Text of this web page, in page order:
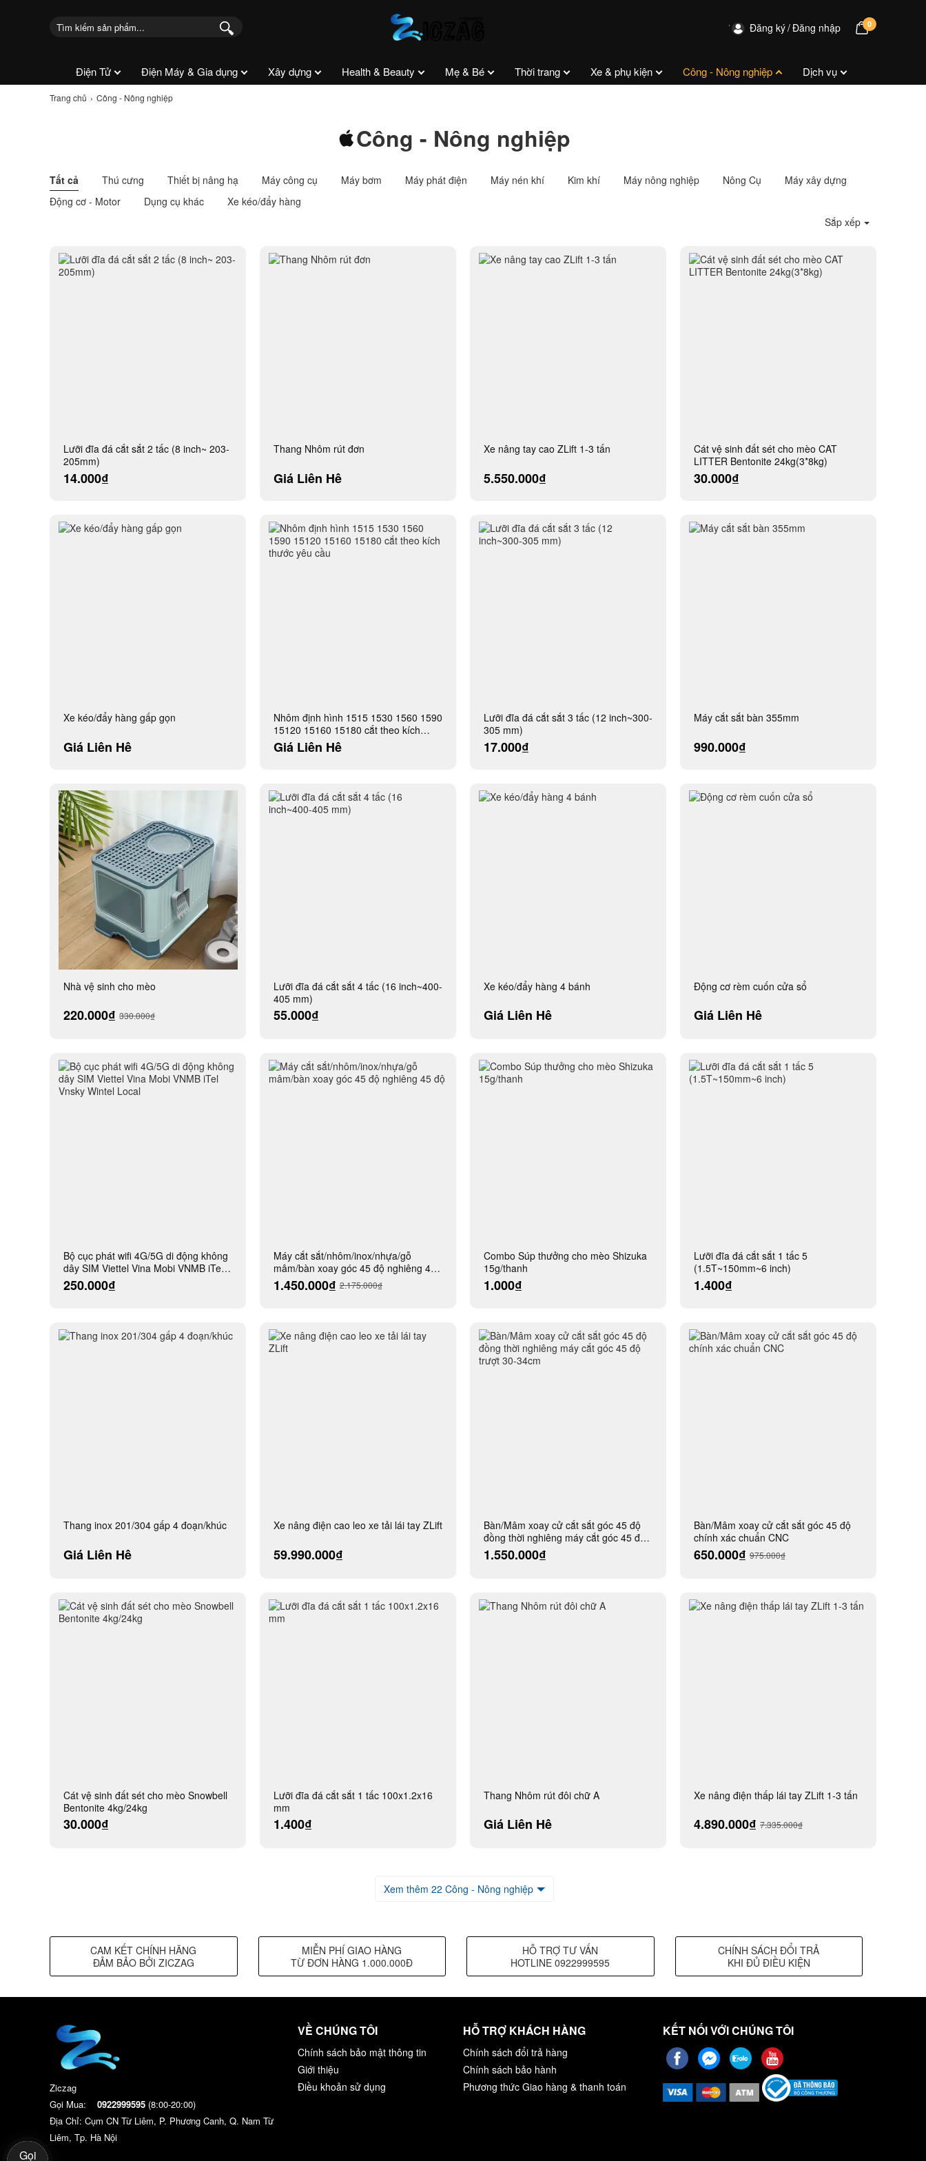
Đăng ký Đăng nhập 0
Điện Tử Điện Máy & Gia dụng Xây dựng Health & Beauty Mẹ & Bé Thời trang Xe & phụ kiện Công - Nông nghiệp Dịch vụ
Trang chủ Công - Nông nghiệp
Công - Nông nghiệp
Tất cả Thú cưng Thiết bị nâng hạ Máy công cụ Máy bơm Máy phát điện Máy nén khí Kim khí Máy nông nghiệp Nông Cụ
Máy xây dựng
Động cơ - Motor
Dụng cụ khác
Xe kéo/đẩy hàng
Sắp xếp
Lưỡi đĩa đá cắt sắt 2 tấc (8 inch~ 203-
205mm)
14.000₫
Thang Nhôm rút đơn
Giá Liên Hệ
Xe nâng tay cao ZLift 1-3 tấn
5.550.000₫
Cát vệ sinh đất sét cho mèo CAT
LITTER Bentonite 24kg(3*8kg)
30.000₫
Xe kéo/đẩy hàng gấp gọn
Giá Liên Hệ
Nhôm định hình 1515 1530 1560 1590
15120 15160 15180 cắt theo kích
thước yêu cầu
Giá Liên Hệ
Lưỡi đĩa đá cắt sắt 3 tấc (12 inch~300-
305 mm)
17.000₫
Máy cắt sắt bàn 355mm
990.000₫
Nhà vệ sinh cho mèo
220.000₫ 330.000₫
Lưỡi đĩa đá cắt sắt 4 tấc (16 inch~400-
405 mm)
55.000₫
Xe kéo/đẩy hàng 4 bánh
Giá Liên Hệ
Động cơ rèm cuốn cửa sổ
Giá Liên Hệ
Bộ cục phát wifi 4G/5G di động không
dây SIM Viettel Vina Mobi VNMB iTel
Vnsky Wintel Local
250.000₫
Máy cắt sắt/nhôm/inox/nhựa/gỗ
mâm/bàn xoay góc 45 độ nghiêng 45
độ
1.450.000₫ 2.175.000₫
Combo Súp thưởng cho mèo Shizuka
15g/thanh
1.000₫
Lưỡi đĩa đá cắt sắt 1 tấc 5
(1.5T~150mm~6 inch)
1.400₫
Thang inox 201/304 gấp 4 đoạn/khúc
Giá Liên Hệ
Xe nâng điện cao leo xe tải lái tay ZLift
59.990.000₫
Bàn/Mâm xoay cử cắt sắt góc 45 độ
đồng thời nghiêng máy cắt góc 45 độ
trượt 30-34cm
1.550.000₫
Bàn/Mâm xoay cử cắt sắt góc 45 độ
chính xác chuẩn CNC
650.000₫ 975.000₫
Cát vệ sinh đất sét cho mèo Snowbell
Bentonite 4kg/24kg
30.000₫
Lưỡi đĩa đá cắt sắt 1 tấc 100x1.2x16
mm
1.400₫
Thang Nhôm rút đôi chữ A
Giá Liên Hệ
Xe nâng điện thấp lái tay ZLift 1-3 tấn
4.890.000₫ 7.335.000₫
Xem thêm 22 Công - Nông nghiệp
CAM KẾT CHÍNH HÃNG
ĐẢM BẢO BỞI ZICZAG
MIỄN PHÍ GIAO HÀNG
TỪ ĐƠN HÀNG 1.000.000Đ
HỖ TRỢ TƯ VẤN
HOTLINE 0922999595
CHÍNH SÁCH ĐỔI TRẢ
KHI ĐỦ ĐIỀU KIỆN
Ziczag
Gọi Mua:
0922999595 (8:00-20:00)
Địa Chỉ: Cụm CN Từ Liêm, P. Phương Canh, Q. Nam Từ
Liêm, Tp. Hà Nội
VỀ CHÚNG TÔI
Chính sách bảo mật thông tin
Giới thiệu
Điều khoản sử dụng
HỖ TRỢ KHÁCH HÀNG
Chính sách đổi trả hàng
Chính sách bảo hành
Phương thức Giao hàng & thanh toán
KẾT NỐI VỚI CHÚNG TÔI
Gọi